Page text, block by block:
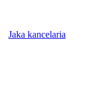
Jaka kancelaria